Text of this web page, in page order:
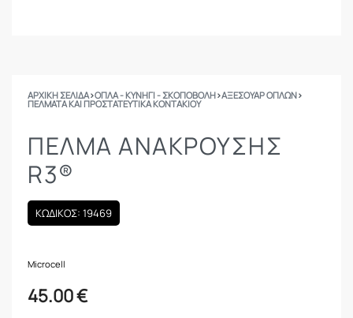
ΑΡΧΙΚΉ ΣΕΛΊΔΑ›ΟΠΛΑ - ΚΥΝΗΓΙ - ΣΚΟΠΟΒΟΛΗ›ΑΞΕΣΟΥΑΡ ΟΠΛΩΝ›
ΠΈΛΜΑΤΑ ΚΑΙ ΠΡΟΣΤΑΤΕΥΤΙΚΆ ΚΟΝΤΑΚΊΟΥ
ΠΕΛΜΑ ΑΝΆΚΡΟΥΣΗΣ
R3®
ΚΩΔΙΚΟΣ: 19469
Microcell
45.00€